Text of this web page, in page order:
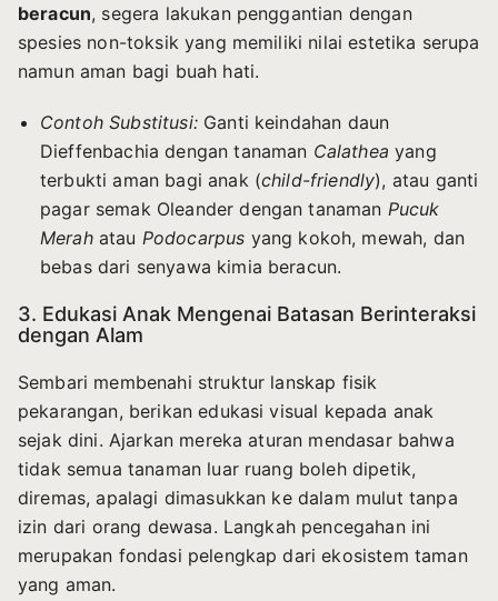
beracun, segera lakukan penggantian dengan
spesies non-toksik yang memiliki nilai estetika serupa
namun aman bagi buah hati.
Contoh Substitusi:Ganti keindahan daun
Dieffenbachia dengan tanaman Calathea yang
terbukti aman bagi anak (child-friendly), atau ganti
pagar semak Oleander dengan tanaman Pucuk
Merahatau Podocarpus yang kokoh, mewah, dan
bebas dari senyawa kimia beracun.
3. Edukasi Anak Mengenai Batasan Berinteraksi
dengan Alam
Sembari membenahi struktur lanskap fisik
pekarangan, berikan edukasi visual kepada anak
sejak dini. Ajarkan mereka aturan mendasar bahwa
tidak semua tanaman luar ruang boleh dipetik,
diremas, apalagi dimasukkan ke dalam mulut tanpa
izin dari orang dewasa. Langkah pencegahan ini
merupakan fondasi pelengkap dari ekosistem taman
yang aman.